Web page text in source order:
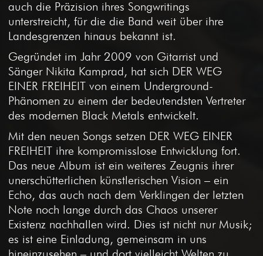
auch die Präzision ihres Songwritings
unterstreicht, für die die Band weit über ihre
Landesgrenzen hinaus bekannt ist.
Gegründet im Jahr 2009 von Gitarrist und
Sänger Nikita Kamprad, hat sich DER WEG
EINER FREIHEIT von einem Underground-
Phänomen zu einem der bedeutendsten Vertreter
des modernen Black Metals entwickelt.
Mit den neuen Songs setzen DER WEG EINER
FREIHEIT ihre kompromisslose Entwicklung fort.
Das neue Album ist ein weiteres Zeugnis ihrer
unerschütterlichen künstlerischen Vision – ein
Echo, das auch nach dem Verklingen der letzten
Note noch lange durch das Chaos unserer
Existenz nachhallen wird. Dies ist nicht nur Musik;
es ist eine Einladung, gemeinsam in uns